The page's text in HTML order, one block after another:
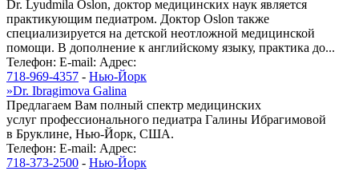
Dr. Lyudmila Oslon, доктор медицинских наук является
практикующим педиатром. Доктор Oslon также
специализируется на детской неотложной медицинской
помощи. В дополнение к английскому языку, практика до...
Телефон: E-mail: Адрес:
718-969-4357 - Нью-Йорк
»Dr. Ibragimova Galina
Предлагаем Вам полный спектр медицинских
услуг профессионального педиатра Галины Ибрагимовой
в Бруклине, Нью-Йорк, США.
Телефон: E-mail: Адрес:
718-373-2500 - Нью-Йорк